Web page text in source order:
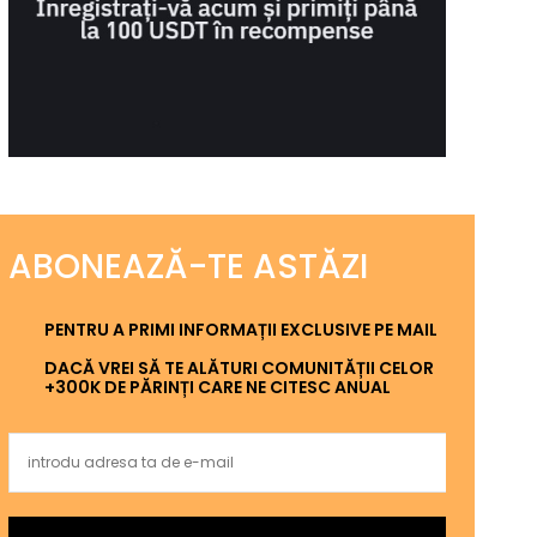
ABONEAZĂ-TE ASTĂZI
PENTRU A PRIMI INFORMAȚII EXCLUSIVE PE MAIL
DACĂ VREI SĂ TE ALĂTURI COMUNITĂȚII CELOR
+300K DE PĂRINȚI CARE NE CITESC ANUAL